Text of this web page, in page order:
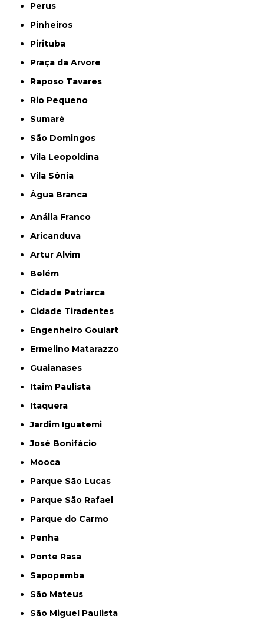
Perus
Pinheiros
Pirituba
Praça da Arvore
Raposo Tavares
Rio Pequeno
Sumaré
São Domingos
Vila Leopoldina
Vila Sônia
Água Branca
Anália Franco
Aricanduva
Artur Alvim
Belém
Cidade Patriarca
Cidade Tiradentes
Engenheiro Goulart
Ermelino Matarazzo
Guaianases
Itaim Paulista
Itaquera
Jardim Iguatemi
José Bonifácio
Mooca
Parque São Lucas
Parque São Rafael
Parque do Carmo
Penha
Ponte Rasa
Sapopemba
São Mateus
São Miguel Paulista